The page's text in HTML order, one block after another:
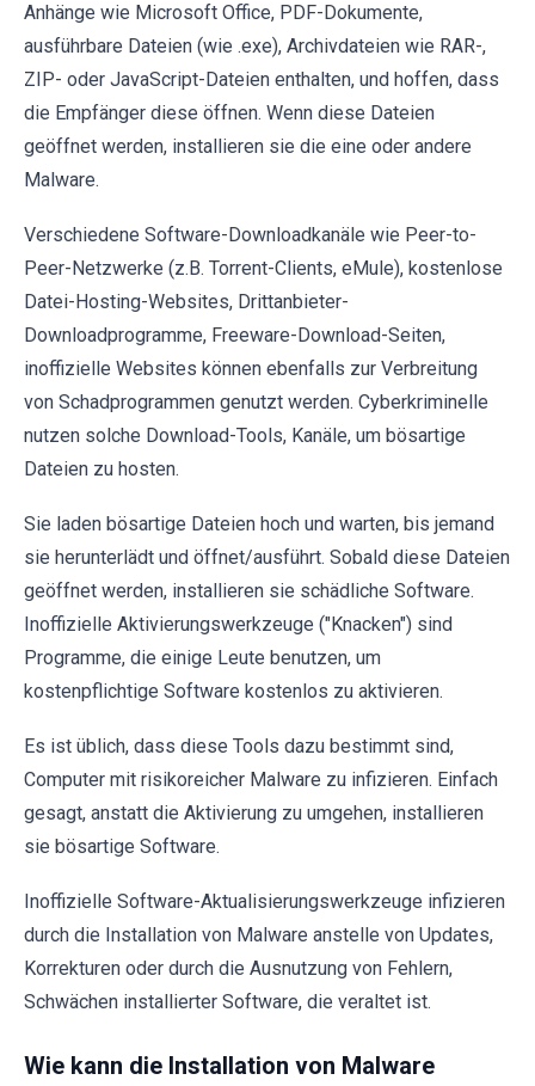
Anhänge wie Microsoft Office, PDF-Dokumente,
ausführbare Dateien (wie .exe), Archivdateien wie RAR-,
ZIP- oder JavaScript-Dateien enthalten, und hoffen, dass
die Empfänger diese öffnen. Wenn diese Dateien
geöffnet werden, installieren sie die eine oder andere
Malware.
Verschiedene Software-Downloadkanäle wie Peer-to-
Peer-Netzwerke (z.B. Torrent-Clients, eMule), kostenlose
Datei-Hosting-Websites, Drittanbieter-
Downloadprogramme, Freeware-Download-Seiten,
inoffizielle Websites können ebenfalls zur Verbreitung
von Schadprogrammen genutzt werden. Cyberkriminelle
nutzen solche Download-Tools, Kanäle, um bösartige
Dateien zu hosten.
Sie laden bösartige Dateien hoch und warten, bis jemand
sie herunterlädt und öffnet/ausführt. Sobald diese Dateien
geöffnet werden, installieren sie schädliche Software.
Inoffizielle Aktivierungswerkzeuge ("Knacken") sind
Programme, die einige Leute benutzen, um
kostenpflichtige Software kostenlos zu aktivieren.
Es ist üblich, dass diese Tools dazu bestimmt sind,
Computer mit risikoreicher Malware zu infizieren. Einfach
gesagt, anstatt die Aktivierung zu umgehen, installieren
sie bösartige Software.
Inoffizielle Software-Aktualisierungswerkzeuge infizieren
durch die Installation von Malware anstelle von Updates,
Korrekturen oder durch die Ausnutzung von Fehlern,
Schwächen installierter Software, die veraltet ist.
Wie kann die Installation von Malware